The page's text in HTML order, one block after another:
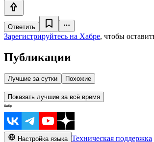
Ответить
Зарегистрируйтесь на Хабре, чтобы
Публикации
Лучшие за сутки Похожие
Показать лучшие за всё время
Настройка языка Техническая поддержка